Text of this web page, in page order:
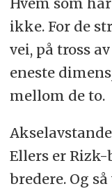
ikke. For de
vei, på tross
eneste
mellom de to.
Ellers er Rizk-
bredere. Og